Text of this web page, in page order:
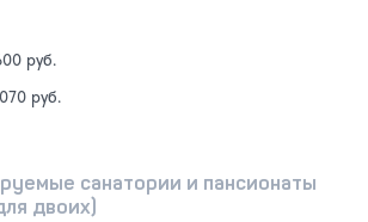
руб.
руб.
санатории и пансионаты
двоих)